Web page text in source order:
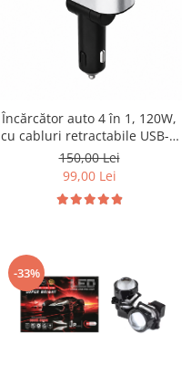
Încărcător auto 4 în 1, 120W,
cu cabluri retractabile USB-C
și Lightning
150,00 Lei
99,00 Lei
-33%